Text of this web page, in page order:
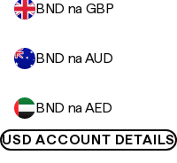
BND na GBP
BND na AUD
BND na AED
USD ACCOUNT DETAILS